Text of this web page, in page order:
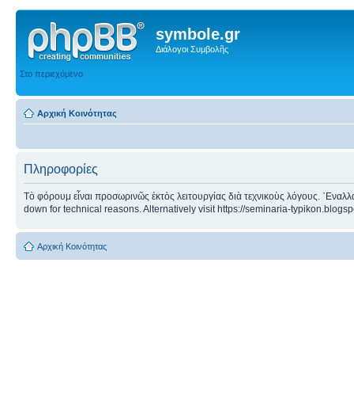
symbole.gr
Διάλογοι Συμβολῆς
Στο περιεχόμενο
Αρχική Κοινότητας
Πληροφορίες
Τὸ φόρουμ εἶναι προσωρινῶς ἐκτὸς λειτουργίας διὰ τεχνικοὺς λόγους.
down for technical reasons. Alternatively visit https://seminaria-
Αρχική Κοινότητας